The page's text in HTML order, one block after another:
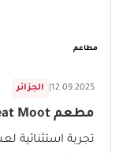
مطاعم
الجزائر 12.09.2025
مطعم Meat Moot في الجزائر